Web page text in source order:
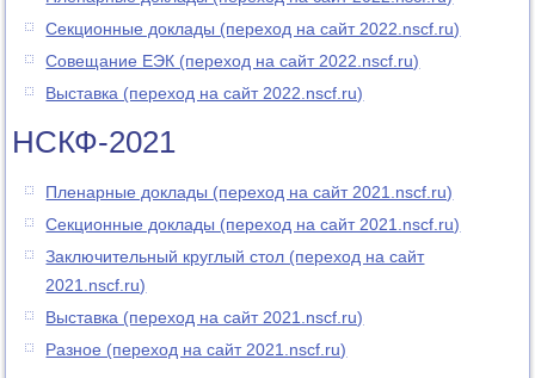
Секционные доклады (переход на сайт 2022.nscf.ru)
Совещание ЕЭК (переход на сайт 2022.nscf.ru)
Выставка (переход на сайт 2022.nscf.ru)
НСКФ-2021
Пленарные доклады (переход на сайт 2021.nscf.ru)
Секционные доклады (переход на сайт 2021.nscf.ru)
Заключительный круглый стол (переход на сайт
2021.nscf.ru)
Выставка (переход на сайт 2021.nscf.ru)
Разное (переход на сайт 2021.nscf.ru)